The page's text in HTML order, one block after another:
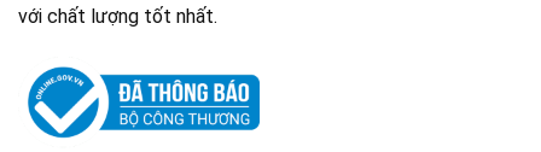
với chất lượng tốt nhất.